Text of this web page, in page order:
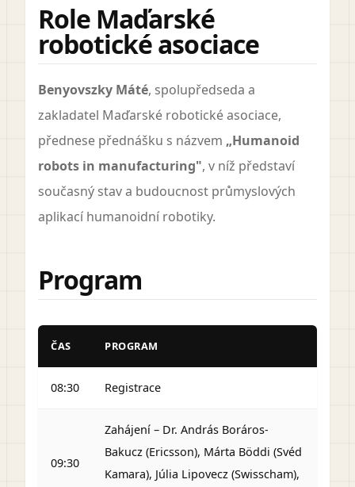
Role Maďarské
robotické asociace
Benyovszky Máté, spolupředseda a
zakladatel Maďarské robotické asociace,
přednese přednášku s názvem „Humanoid
robots in manufacturing", v níž představí
současný stav a budoucnost průmyslových
aplikací humanoidní robotiky.
Program
ČAS PROGRAM
08:30 Registrace
09:30
Zahájení – Dr. András Boráros-
Bakucz (Ericsson), Márta Böddi (Svéd
Kamara), Júlia Lipovecz (Swisscham),